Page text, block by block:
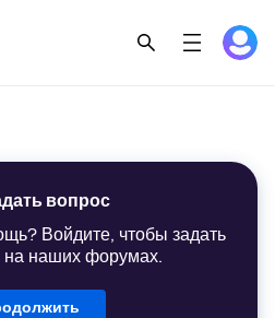
вопрос
Войдите, чтобы задать
на наших форумах.